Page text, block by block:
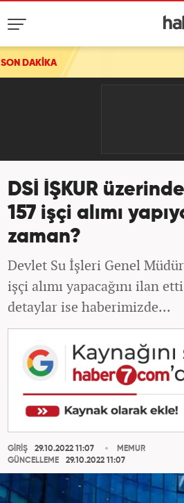
SON DAKİKA
DSİ İŞKUR
157 işçi alımı
zaman?
Devlet Su İşleri Genel
işçi alımı yapacağını ilan
detaylar ise haberimizde...
GİRİŞ
29.10.2022 11:07
GÜNCELLEME
29.10.2022 11:07
MEMUR